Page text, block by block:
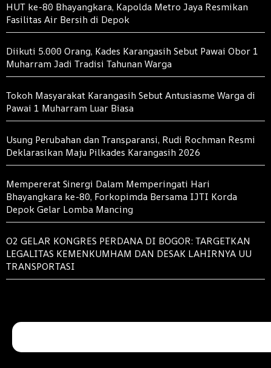
HUT ke-80 Bhayangkara, Kapolda Metro Jaya Resmikan
Fasilitas Air Bersih di Depok
Diikuti 5.000 Orang, Kades Karangasih Sebut Pawai Obor 1
Muharram Jadi Tradisi Tahunan Warga
Tokoh Masyarakat Karangasih Sebut Antusiasme Warga di
Pawai 1 Muharram Luar Biasa
Usung Perubahan dan Transparansi, Rudi Rochman Resmi
Deklarasikan Maju Pilkades Karangasih 2026
Mempererat Sinergi Dalam Memperingati Hari
Bhayangkara ke-80, Forkopimda Bersama IJTI Korda
Depok Gelar Lomba Mancing
O2 GELAR KONGRES PERDANA DI BOGOR: TARGETKAN
LEGALITAS KEMENKUMHAM DAN DESAK LAHIRNYA UU
TRANSPORTASI